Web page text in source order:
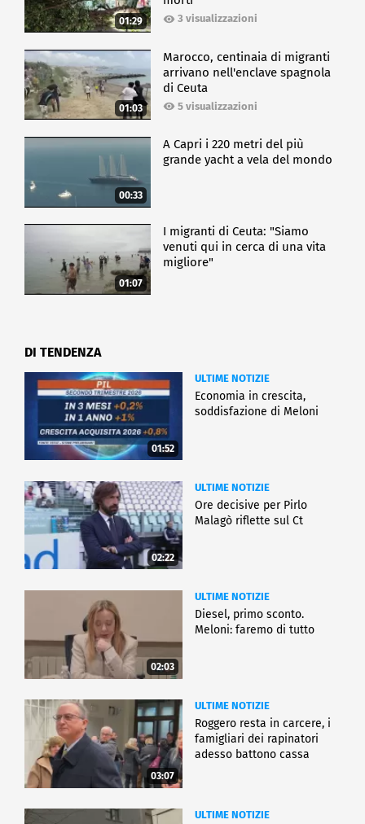
01:29 3 visualizzazioni
01:03
Marocco, centinaia di migranti
arrivano nell'enclave spagnola
di Ceuta
5 visualizzazioni
00:33
A Capri i 220 metri del più
grande yacht a vela del mondo
01:07
I migranti di Ceuta: "Siamo
venuti qui in cerca di una vita
migliore"
DI TENDENZA
01:52
ULTIME NOTIZIE
Economia in crescita,
soddisfazione di Meloni
02:22
ULTIME NOTIZIE
Ore decisive per Pirlo
Malagò riflette sul Ct
02:03
ULTIME NOTIZIE
Diesel, primo sconto.
Meloni: faremo di tutto
03:07
ULTIME NOTIZIE
Roggero resta in carcere, i
famigliari dei rapinatori
adesso battono cassa
ULTIME NOTIZIE